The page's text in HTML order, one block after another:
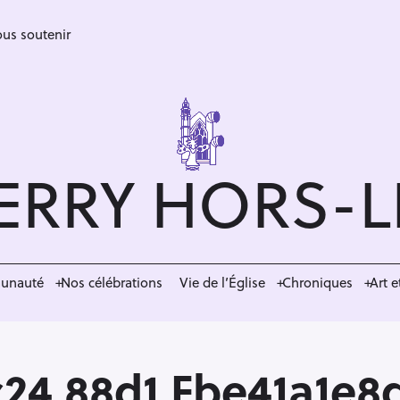
soutenir
HORS-
Nos célébrations Vie de l’Église Chroniques Art